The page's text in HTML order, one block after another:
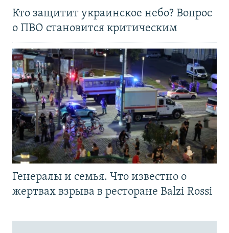
Кто защитит украинское небо? Вопрос
о ПВО становится критическим
Генералы и семья. Что известно о
жертвах взрыва в ресторане Balzi Rossi